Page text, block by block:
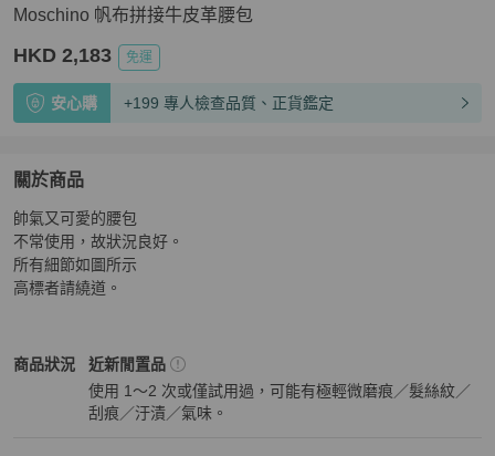
Moschino 帆布拼接牛皮革腰包
HKD 2,183 免運
安心購 +199 專人檢查品質、正貨鑑定
關於商品
關於Moschino 帆布拼接牛皮革腰包
帥氣又可愛的腰包
不常使用，故狀況良好。
所有細節如圖所示
高標者請繞道。
商品狀況
Moschino 女包商品狀態與細節
近新閒置品
使用 1～2 次或僅試用過，可能有極輕微磨痕／髮絲紋／
刮痕／汙漬／氣味。